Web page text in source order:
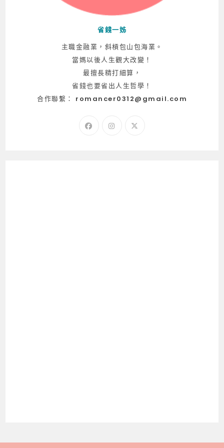
省錢一姊
主職金融業，斜槓包山包海業。
當媽以後人生觀大改變！
最擅長精打細算，
省錢也要省出人生哲學！
合作聯繫： romancer0312@gmail.com